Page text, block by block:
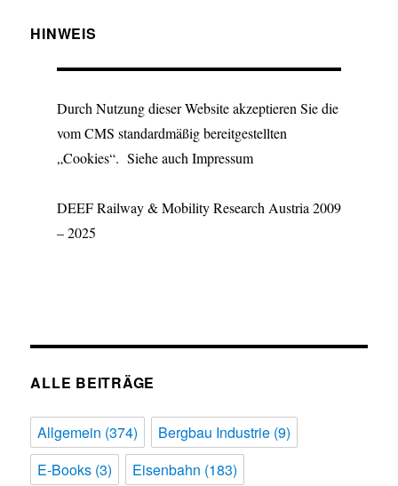
HINWEIS
Durch Nutzung dieser Website akzeptieren Sie die
vom CMS standardmäßig bereitgestellten
„Cookies“. Siehe auch Impressum
DEEF Railway & Mobility Research Austria 2009
– 2025
ALLE BEITRÄGE
Allgemein (374) Bergbau Industrie (9)
E-Books (3) Eisenbahn (183)